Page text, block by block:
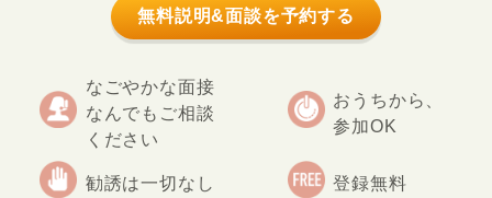
無料説明&面談を予約する
なごやかな面接
なんでもご相談
ください
おうちから、
参加OK
勧誘は一切なし 登録無料